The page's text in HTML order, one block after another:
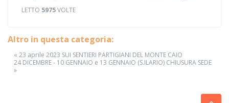
LETTO 5975VOLTE
Altro in questa categoria:
« 23 aprile 2023 SUI SENTIERI PARTIGIANI DEL MONTE CAIO
24 DICEMBRE - 10 GENNAIO e 13 GENNAIO (S.ILARIO) CHIUSURA SEDE
»